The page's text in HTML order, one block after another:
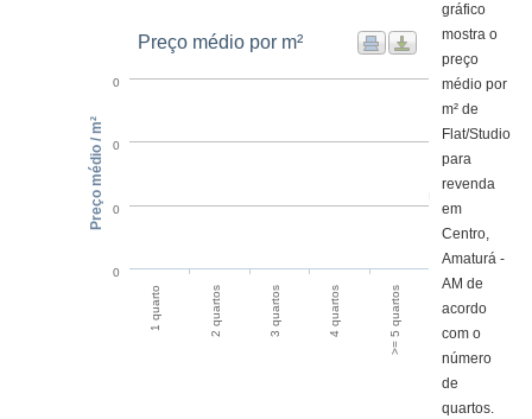
Preço médio por m²
1 quarto 2 quartos 3 quartos 4 quartos >= 5 quartos
0
0
0
0
Preço médio / m²
gráfico
mostra o
preço
médio por
m² de
Flat/Studio
para
revenda
em
Centro,
Amaturá -
AM de
acordo
com o
número
de
quartos.